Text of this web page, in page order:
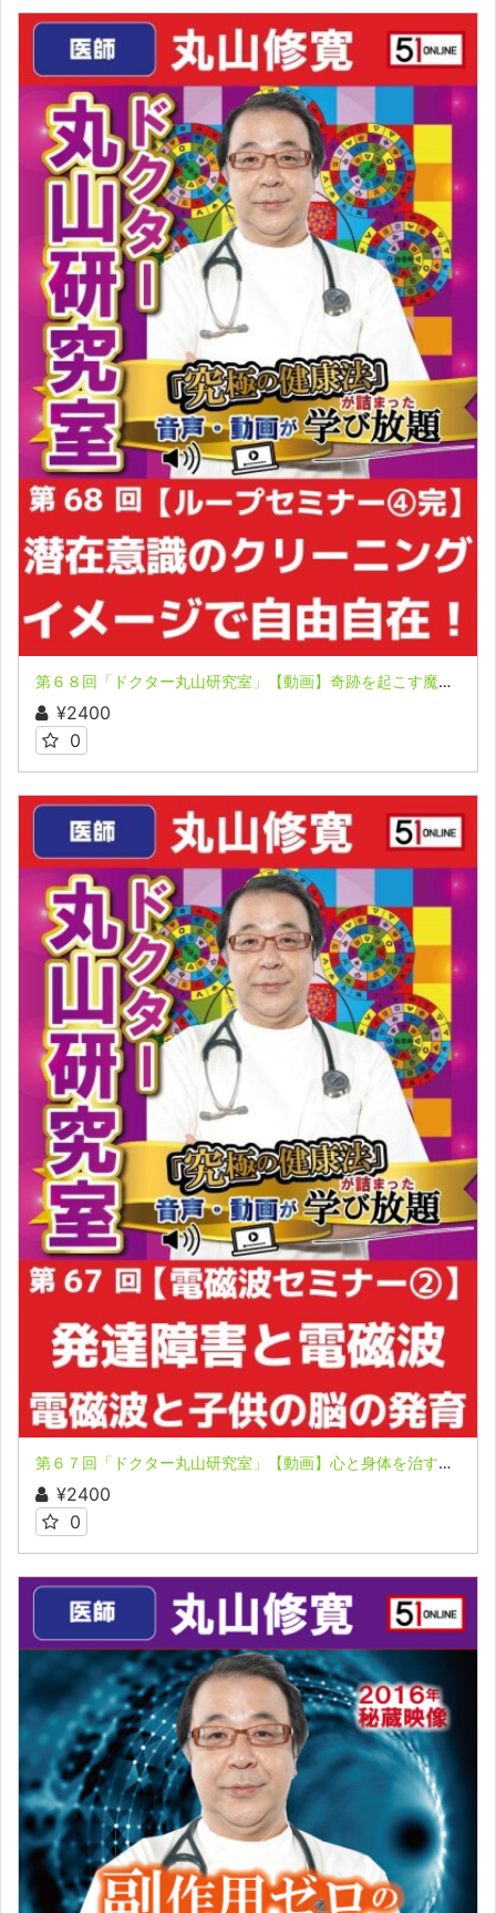
第６８回「ドクター丸山研究室」【動画】奇跡を起こす魔法のループ セミナー ④完
¥2400
0
第６７回「ドクター丸山研究室」【動画】心と身体を治すメソッドとアイテム 電磁波セミナー②
¥2400
0